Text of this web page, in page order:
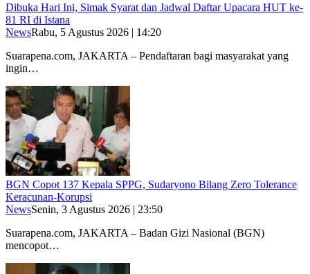
Dibuka Hari Ini, Simak Syarat dan Jadwal Daftar Upacara HUT ke-
81 RI di Istana
NewsRabu, 5 Agustus 2026 | 14:20
Suarapena.com, JAKARTA – Pendaftaran bagi masyarakat yang
ingin…
BGN Copot 137 Kepala SPPG, Sudaryono Bilang Zero Tolerance
Keracunan-Korupsi
NewsSenin, 3 Agustus 2026 | 23:50
Suarapena.com, JAKARTA – Badan Gizi Nasional (BGN)
mencopot…